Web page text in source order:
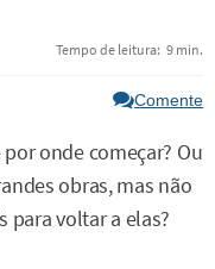
Tempo de leitura: 9 min.
Comente
onde começar? Ou
obras, mas não
para voltar a elas?